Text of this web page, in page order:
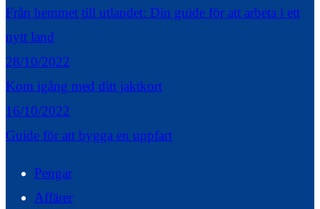
Från hemmet till utlandet: Din guide för att arbeta i ett
nytt land
28/10/2022
Kom igång med ditt jaktkort
16/10/2022
Guide för att bygga en uppfart
Pengar
Affärer